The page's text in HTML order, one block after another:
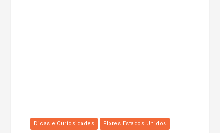
Dicas e Curiosidades Flores Estados Unidos